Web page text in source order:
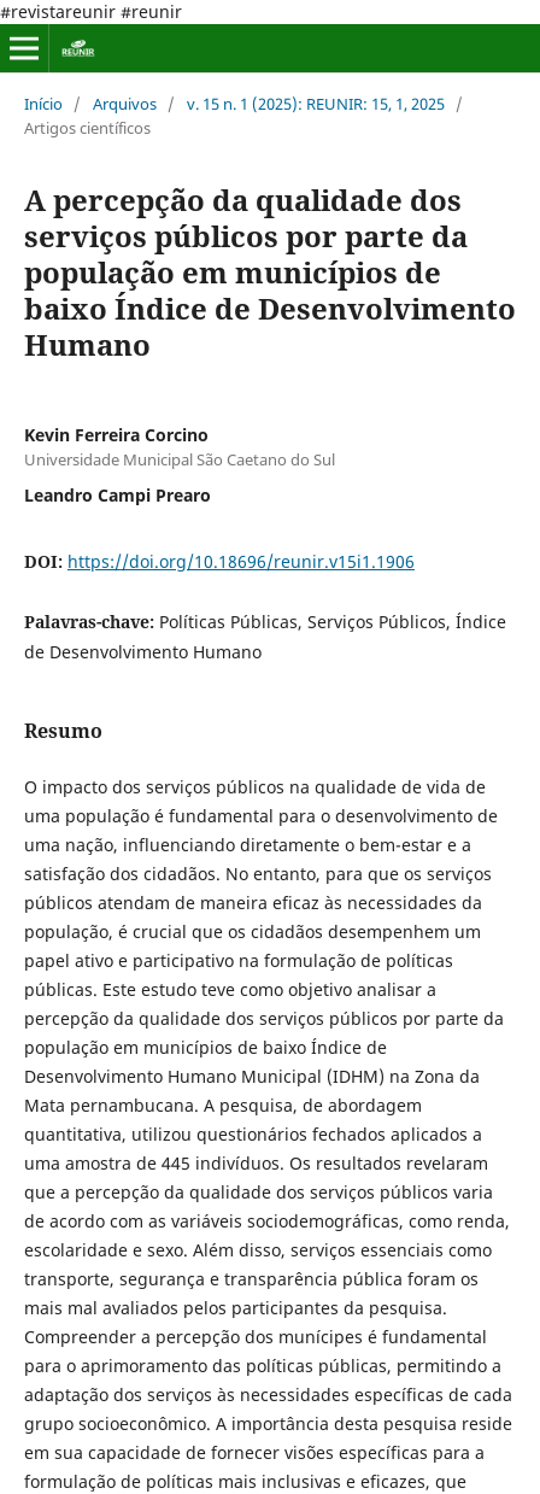
#revistareunir #reunir
Início / Arquivos / v. 15 n. 1 (2025): REUNIR: 15, 1, 2025 /
Artigos científicos
A percepção da qualidade dos
serviços públicos por parte da
população em municípios de
baixo Índice de Desenvolvimento
Humano
Kevin Ferreira Corcino
Universidade Municipal São Caetano do Sul
Leandro Campi Prearo
DOI: https://doi.org/10.18696/reunir.v15i1.1906
Palavras-chave: Políticas Públicas, Serviços Públicos, Índice
de Desenvolvimento Humano
Resumo
O impacto dos serviços públicos na qualidade de vida de
uma população é fundamental para o desenvolvimento de
uma nação, influenciando diretamente o bem-estar e a
satisfação dos cidadãos. No entanto, para que os serviços
públicos atendam de maneira eficaz às necessidades da
população, é crucial que os cidadãos desempenhem um
papel ativo e participativo na formulação de políticas
públicas. Este estudo teve como objetivo analisar a
percepção da qualidade dos serviços públicos por parte da
população em municípios de baixo Índice de
Desenvolvimento Humano Municipal (IDHM) na Zona da
Mata pernambucana. A pesquisa, de abordagem
quantitativa, utilizou questionários fechados aplicados a
uma amostra de 445 indivíduos. Os resultados revelaram
que a percepção da qualidade dos serviços públicos varia
de acordo com as variáveis sociodemográficas, como renda,
escolaridade e sexo. Além disso, serviços essenciais como
transporte, segurança e transparência pública foram os
mais mal avaliados pelos participantes da pesquisa.
Compreender a percepção dos munícipes é fundamental
para o aprimoramento das políticas públicas, permitindo a
adaptação dos serviços às necessidades específicas de cada
grupo socioeconômico. A importância desta pesquisa reside
em sua capacidade de fornecer visões específicas para a
formulação de políticas mais inclusivas e eficazes, que